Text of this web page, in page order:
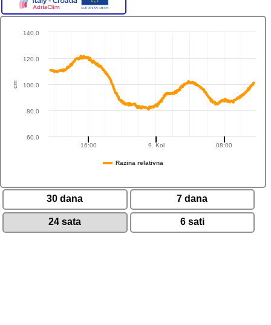
Razina relativna
9. Kol
16:00 08:00
60.0
80.0
100.0
120.0
140.0
cm
30 dana 7 dana
24 sata 6 sati